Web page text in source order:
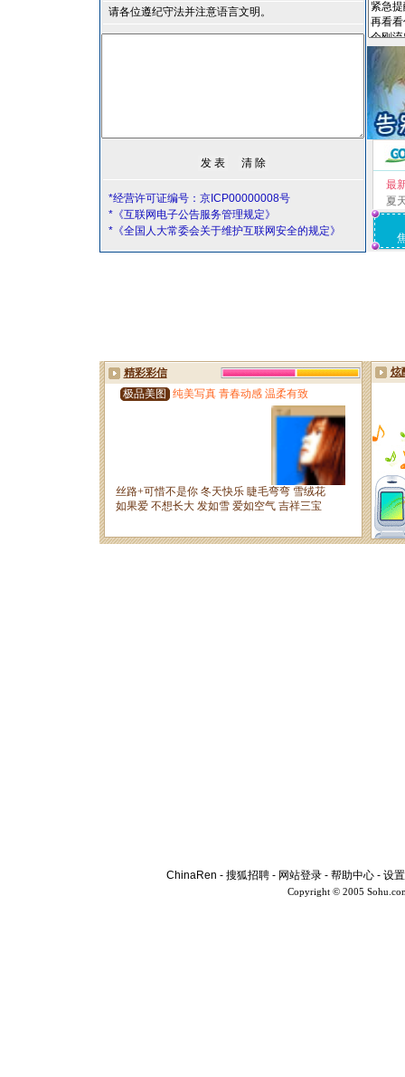
请各位遵纪守法并注意语言文明。
*经营许可证编号：京ICP00000008号
*《互联网电子公告服务管理规定》
*《全国人大常委会关于维护互联网安全的规定》
最
夏
ChinaRen - 搜狐招聘 - 网站登录 - 帮助中心 - 设
Copyright © 2005